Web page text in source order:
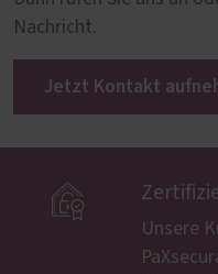
Nachricht.
Jetzt Kontakt

Unsere